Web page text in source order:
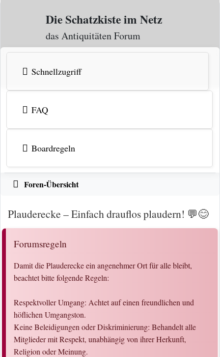
Zum Inhalt
Die Schatzkiste im Netz
das Antiquitäten Forum
Schnellzugriff
FAQ
Boardregeln
Foren-Übersicht
Plauderecke – Einfach drauflos plaudern! 💬😊
Forumsregeln
Damit die Plauderecke ein angenehmer Ort für alle bleibt,
beachtet bitte folgende Regeln:
Respektvoller Umgang: Achtet auf einen freundlichen und
höflichen Umgangston.
Keine Beleidigungen oder Diskriminierung: Behandelt alle
Mitglieder mit Respekt, unabhängig von ihrer Herkunft,
Religion oder Meinung.